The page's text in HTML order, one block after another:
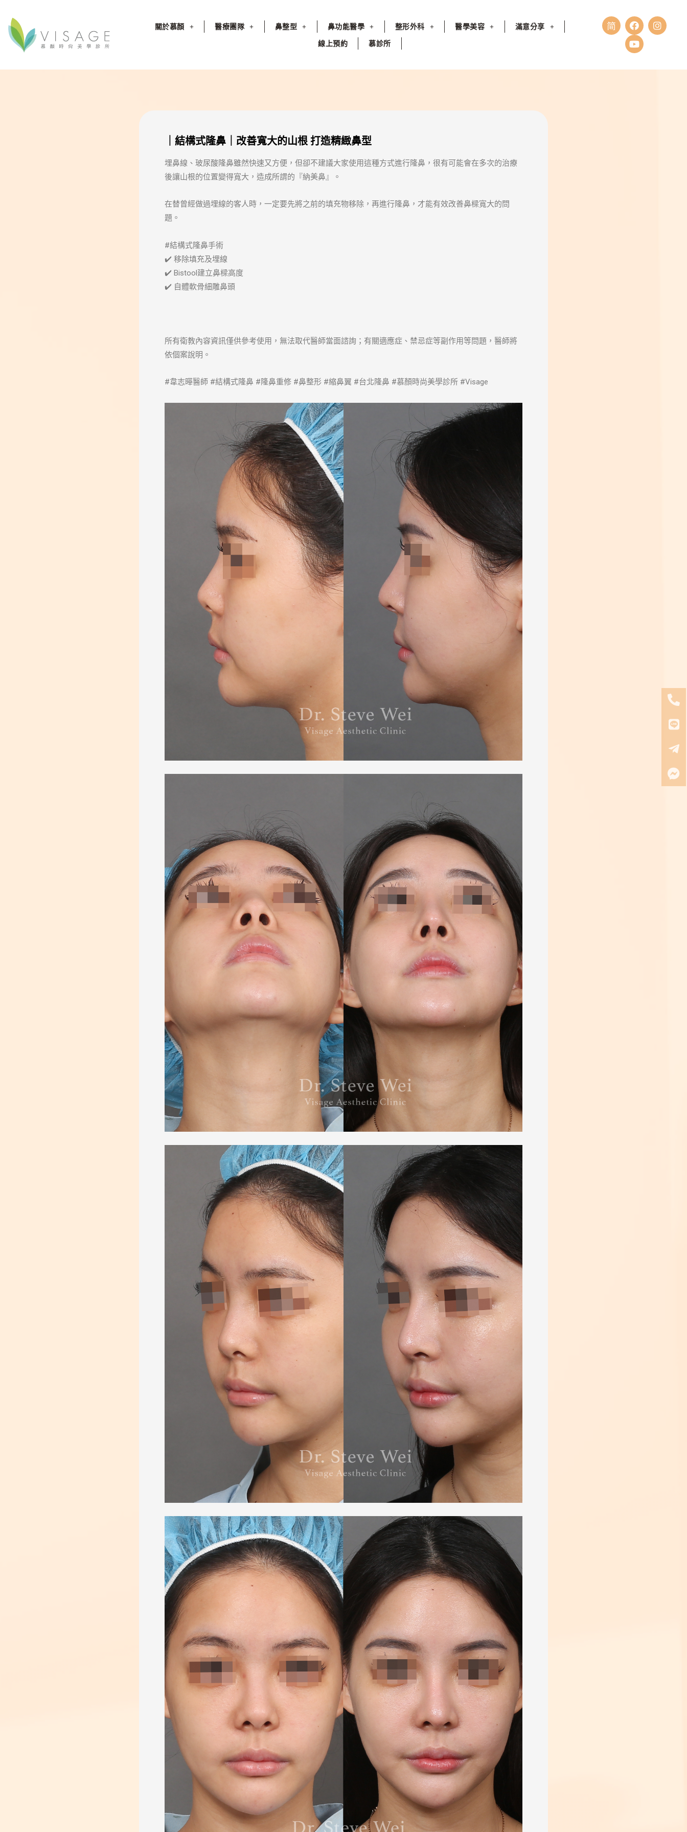
關於慕顏 醫療團隊 鼻整型 鼻功能醫學 整形外科 醫學美容 滿意分享
線上預約 慕診所
｜結構式隆鼻｜改善寬大的山根 打造精緻鼻型
埋鼻線、玻尿酸隆鼻雖然快速又方便，但卻不建議大家使用這種方式進行隆鼻，很有可能會在多次的治療
後讓山根的位置變得寬大，造成所謂的『納美鼻』。
在替曾經做過埋線的客人時，一定要先將之前的填充物移除，再進行隆鼻，才能有效改善鼻樑寬大的問
題。
#結構式隆鼻手術
✔️ 移除填充及埋線
✔️ Bistool建立鼻樑高度
✔️ 自體軟骨細雕鼻頭
所有衛教內容資訊僅供參考使用，無法取代醫師當面諮詢；有關適應症、禁忌症等副作用等問題，醫師將
依個案說明。
#韋志曄醫師 #結構式隆鼻 #隆鼻重修 #鼻整形 #縮鼻翼 #台北隆鼻 #慕顏時尚美學診所 #Visage